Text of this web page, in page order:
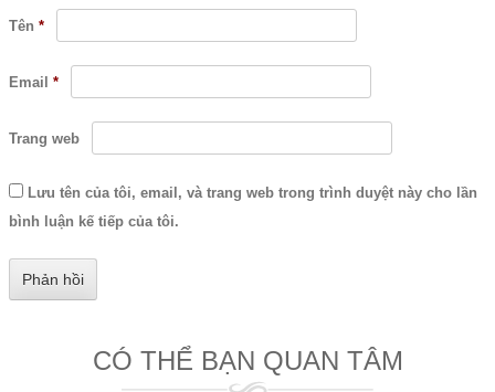
Tên *
Email *
Trang web
Lưu tên của tôi, email, và trang web trong trình duyệt này cho lần
bình luận kế tiếp của tôi.
CÓ THỂ BẠN QUAN TÂM